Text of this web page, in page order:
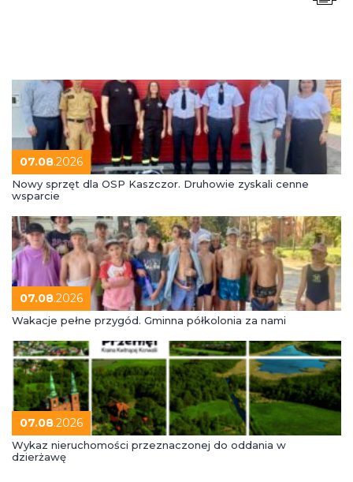
07.08.2026
Nowy sprzęt dla OSP Kaszczor. Druhowie zyskali cenne
wsparcie
07.08.2026
Wakacje pełne przygód. Gminna półkolonia za nami
07.08.2026
Wykaz nieruchomości przeznaczonej do oddania w
dzierżawę